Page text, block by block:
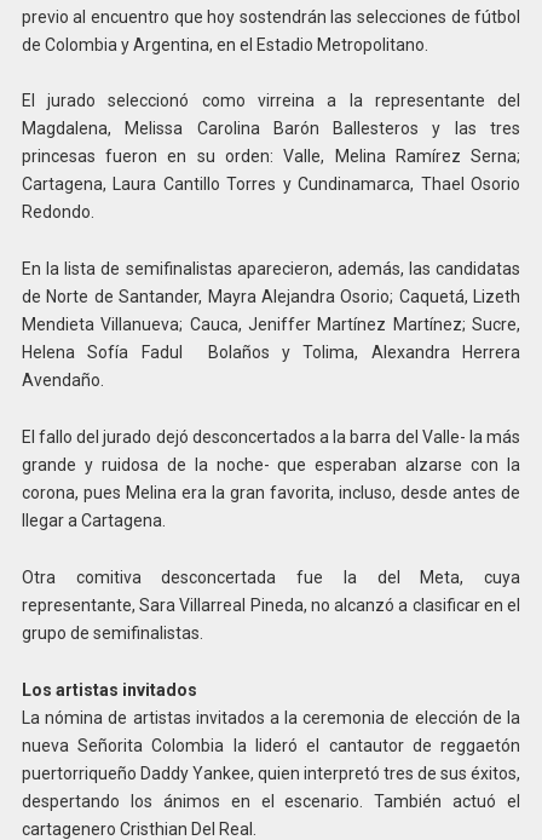
previo al encuentro que hoy sostendrán las selecciones de fútbol
de Colombia y Argentina, en el Estadio Metropolitano.
El jurado seleccionó como virreina a la representante del
Magdalena, Melissa Carolina Barón Ballesteros y las tres
princesas fueron en su orden: Valle, Melina Ramírez Serna;
Cartagena, Laura Cantillo Torres y Cundinamarca, Thael Osorio
Redondo.
En la lista de semifinalistas aparecieron, además, las candidatas
de Norte de Santander, Mayra Alejandra Osorio; Caquetá, Lizeth
Mendieta Villanueva; Cauca, Jeniffer Martínez Martínez; Sucre,
Helena Sofía Fadul Bolaños y Tolima, Alexandra Herrera
Avendaño.
El fallo del jurado dejó desconcertados a la barra del Valle- la más
grande y ruidosa de la noche- que esperaban alzarse con la
corona, pues Melina era la gran favorita, incluso, desde antes de
llegar a Cartagena.
Otra comitiva desconcertada fue la del Meta, cuya
representante, Sara Villarreal Pineda, no alcanzó a clasificar en el
grupo de semifinalistas.
Los artistas invitados
La nómina de artistas invitados a la ceremonia de elección de la
nueva Señorita Colombia la lideró el cantautor de reggaetón
puertorriqueño Daddy Yankee, quien interpretó tres de sus éxitos,
despertando los ánimos en el escenario. También actuó el
cartagenero Cristhian Del Real.